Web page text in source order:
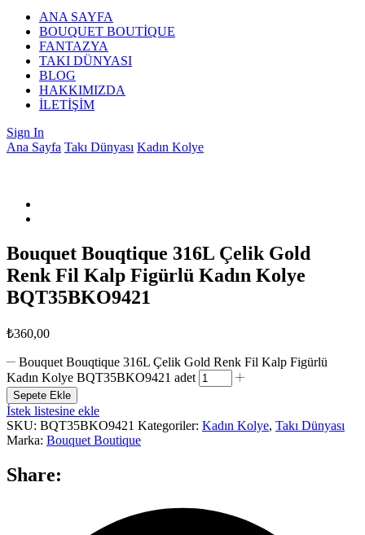
ANA SAYFA
BOUQUET BOUTİQUE
FANTAZYA
TAKI DÜNYASI
BLOG
HAKKIMIZDA
İLETİŞİM
Sign In
Ana Sayfa Takı Dünyası Kadın Kolye
Bouquet Bouqtique 316L Çelik Gold
Renk Fil Kalp Figürlü Kadın Kolye
BQT35BKO9421
₺360,00
Bouquet Bouqtique 316L Çelik Gold Renk Fil Kalp Figürlü
Kadın Kolye BQT35BKO9421 adet
Sepete Ekle
İstek listesine ekle
SKU: BQT35BKO9421 Kategoriler: Kadın Kolye, Takı Dünyası
Marka: Bouquet Boutique
Share: